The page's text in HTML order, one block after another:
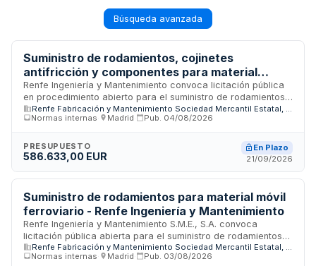
Búsqueda avanzada
Suministro de rodamientos, cojinetes
antifricción y componentes para material
rodante de Renfe Ingeniería y Mantenimiento
Renfe Ingeniería y Mantenimiento convoca licitación pública
en procedimiento abierto para el suministro de rodamientos,
cojinetes antifricción y otros componentes destinados al
mantenimiento de material rodante ferroviario. El contrato se
admitiendo variantes técnicas y permitiendo licitar por una o
varias de las veintitrés matrículas incluidas en la licitación.
a los puntos de mantenimiento de la empresa según las
necesidades operativas.
Normas internas
Madrid Pub. 04/08/2026
PRESUPUESTO
586.633,00 EUR
En Plazo
21/09/2026
Suministro de rodamientos para material móvil
ferroviario - Renfe Ingeniería y Mantenimiento
Renfe Ingeniería y Mantenimiento S.M.E., S.A. convoca
licitación pública abierta para el suministro de rodamientos
destinados a locomotoras y material móvil ferroviario. El
contrato se tramita por procedimiento abierto con
Renfe Fabricación y Mantenimiento Sociedad Mercantil Estatal, S.A.
Normas internas
Madrid Pub. 03/08/2026